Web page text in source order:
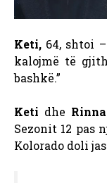
Keti, 64, shtoi
kalojmë të
bashkë.”
Keti dhe Rinna
Sezonit 12 pas
Kolorado doli